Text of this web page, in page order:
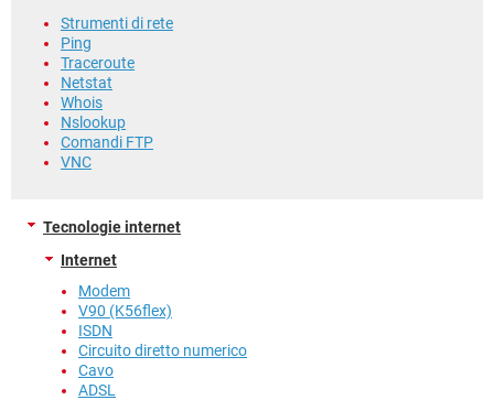
Strumenti di rete
Ping
Traceroute
Netstat
Whois
Nslookup
Comandi FTP
VNC
Tecnologie internet
Internet
Modem
V90 (K56flex)
ISDN
Circuito diretto numerico
Cavo
ADSL